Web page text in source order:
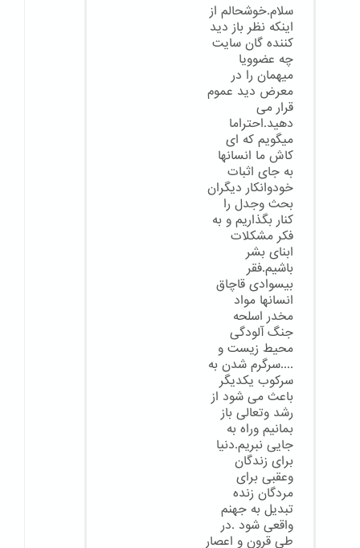
سلام.خوشحالم از
اینکه نظر باز دید
کننده گان سایت
چه عضوویا
میهمان را در
معرض دید عموم
قرار می
دهید.احتراما
میگویم که ای
کاش ما انسانها
به جای اثبات
خودوانکار دیگران
بحث وجدل را
کنار بگذاریم و به
فکر مشکلات
ابنای بشر
باشیم.فقر
بیسوادی قاچاق
انسانها مواد
مخدر اسلحه
جنگ آلودگی
محیط زیست و
....سرگرم شدن به
سرکوب یکدیگر
باعث می شود از
رشد وتعالی باز
بمانیم وراه به
جایی نبریم.دنیا
برای زندگان
وعقبی برای
مردگان زنده
تبدیل به جهنم
واقعی شود .در
طی قرون و اعصار